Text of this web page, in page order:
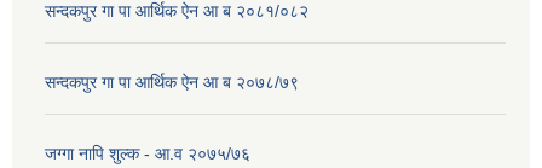
सन्दकपुर गा पा आर्थिक ऐन आ ब २०८१/०८२
सन्दकपुर गा पा आर्थिक ऐन आ ब २०७८/७९
जग्गा नापि शुल्क - आ.व २०७५/७६